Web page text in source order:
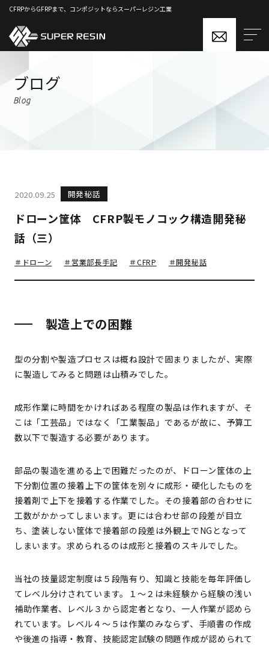
CFRPからGFRPまで、コンポジットならスーパーレジン工業
ブログ
Blog
2020.09.25 開発秘話
ドローン筐体 CFRP製モノコック構造開発秘
話（三）
＃ドローン ＃営業部長手記 ＃CFRP ＃開発秘話
製造上での困難
型の分割や製造プロセスは概ね設計で固まりましたが、実際
に製造してみると問題は山積みでした。
成形作業に時間をかければある程度の製品は作れますが、そ
こは「工芸品」ではなく「工業製品」であるが故に、予算工
数以下で製造する必要があります。
部品の製造を進める上で困難だったのが、ドローン筐体の上
下分割位置の接着――上下の筐体を別々に成形・硬化したものを
接着剤で上下を接着する作業でした。その接着部の合わせに
工数がかかってしまいます。更には合わせ部の段差が目立
ち、塗装しない筐体で接着部の段差は外観上でNGとなって
しまいます。求められるのは成形と接着のスキルでした。
当社の技量認定制度は５段階有り、知識と技能を毎年評価し
てレベル分けされています。１〜２は未経験から経験の浅い
補助作業者、レベル３から認定者となり、一人作業が認めら
れています。レベル４〜５は作業のみならず、手順書の作成
や後進の指導・教育、技能認定試験の問題作成が認められて